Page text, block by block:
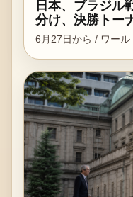
日本、ブラジル
分け、決勝トー
6月27日から / ワール